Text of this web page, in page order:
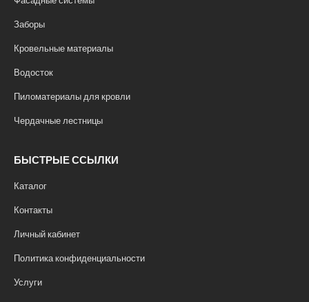
Заборы
Кровельные материалы
Водосток
Пиломатериалы для кровли
Чердачные лестницы
БЫСТРЫЕ ССЫЛКИ
Каталог
Контакты
Личный кабинет
Политика конфиденциальности
Услуги